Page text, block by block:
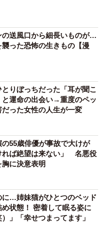
の送風口から細長いものが…
った恐怖の生きもの【漫
りぼっちだった「耳が聞こ
と運命の出会い→重度のペッ
だった女性の人生が一変
の55歳俳優が事故で大けが
れば絶望は来ない」 名悪役
に決意表明
に…姉妹猫がひとつのベッド
状態！ 密着して眠る姿に
）」「幸せつまってます」